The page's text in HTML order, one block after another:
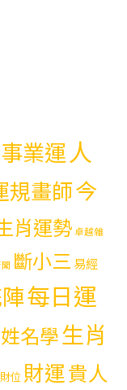
事業運人
規畫師今
肖運勢 卓越雜
斷小三易經
每日運
名學生肖
財位 財運貴人